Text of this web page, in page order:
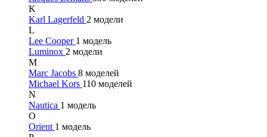
K
Karl Lagerfeld 2 модели
L
Lee Cooper 1 модель
Luminox 2 модели
M
Marc Jacobs 8 моделей
Michael Kors 110 моделей
N
Nautica 1 модель
O
Orient 1 модель